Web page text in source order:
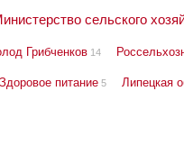
сельского
Грибченков 14
питание 5 Липецкая